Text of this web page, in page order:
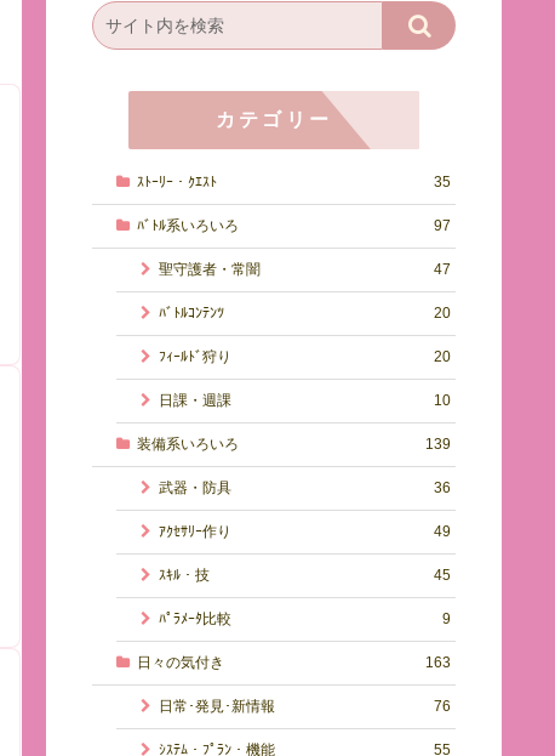
カテゴリー
ｽﾄｰﾘｰ・ｸｴｽﾄ 35
ﾊﾞﾄﾙ系いろいろ 97
聖守護者・常闇 47
ﾊﾞﾄﾙｺﾝﾃﾝﾂ 20
ﾌｨｰﾙﾄﾞ狩り 20
日課・週課 10
装備系いろいろ 139
武器・防具 36
ｱｸｾｻﾘｰ作り 49
ｽｷﾙ・技 45
ﾊﾟﾗﾒｰﾀ比較 9
日々の気付き 163
日常･発見･新情報 76
ｼｽﾃﾑ・ﾌﾟﾗﾝ・機能 55